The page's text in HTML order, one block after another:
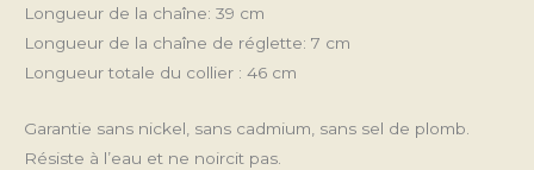
Longueur de la chaîne: 39 cm
Longueur de la chaîne de réglette: 7 cm
Longueur totale du collier : 46 cm
Garantie sans nickel, sans cadmium, sans sel de plomb.
Résiste à l’eau et ne noircit pas.